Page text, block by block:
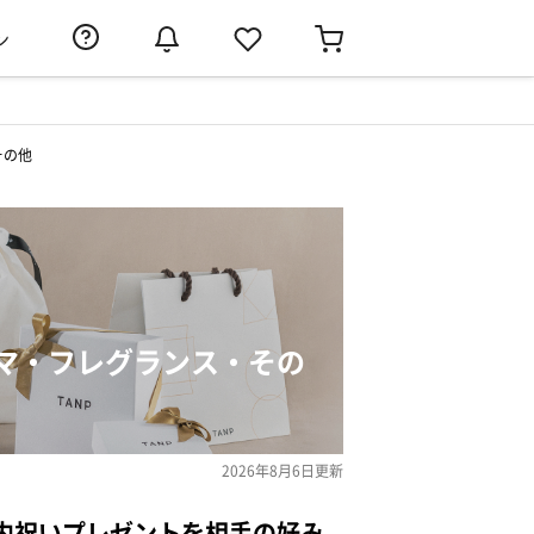
の他
・フレグランス・その
2026年8月6日更新